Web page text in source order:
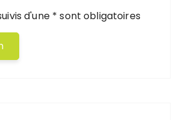
d'une * sont obligatoires